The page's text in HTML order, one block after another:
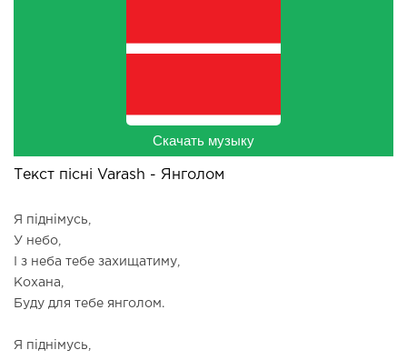
Скачать музыку
Текст пісні Varash - Янголом
Я піднімусь,
У небо,
І з неба тебе захищатиму,
Кохана,
Буду для тебе янголом.
Я піднімусь,